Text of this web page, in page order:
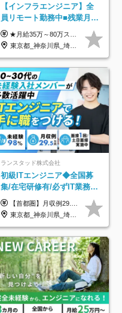
【インフラエンジニア】全
員リモート勤務中■残業月
3h■最大3ヶ月の連休あり■
年休126日■20～30代活躍
中！
★月給35万～80万スタートも可 【未経験の方】 ■月給26万～80万＋賞与年2回（年2ヶ月分） 【何かしらのインフラエンジニア経験をお持ちの方】 ■月給35万～80万＋賞与年2回（年2ヶ月分） ※スキル・経験などを考慮し決定します ※試用期間6ヶ月あり。期間中は契約社員となります。その他の待遇に差異はありません（試用期間終了後、昇給の可能性あり） ※上記金額には固定残業代（月30時間分／4万9600円～15万2600円）を含みます。超過分は別途支給いたします。 ＼頑張りはインセンティブで還元！／ クライアントに貢献度を評価され、当社のエンジニアが追加で案件に参画することになるなど、会社にとって利益になる行動はしっかり評価します。 会社の成長に貢献できていることを実感でき、「もっと頑張ろう」と思える体制づくりを整えています！
東京都_神奈川県_埼玉県_千葉県_大阪府
ランスタッド株式会社
初級ITエンジニア◆全国募
集/在宅研修有/必ずIT業務配
属/月収例29.5万円/Web面接
1回/SE
【首都圏】月収例29.5万円（月給26万円＋諸手当） 【東海・関西】月収例28.5万円（月給25万円＋諸手当） 【九州】月収例26万円（月給23万円＋諸手当） ※経験・スキル・前職給与を踏まえ、総合的に判断して決定します。 例：首都圏 月収例31万円（月給27万円＋諸手当） ◆各種手当 ・通勤手当（上限4万円まで） ・残業代手当（1分単位で全額支給） ※固定残業代制は採用しておりません ・深夜勤務手当 ・資格取得支援（ランクに応じてお祝い金1万円～10万円を支給） ◆昇給：年1回 ◆補足 ・研修中1ヶ月間は、時給1670円となります。 ・試用期間6ヶ月あり。その間の待遇に変更はありません。 ※詳細は面接時にご案内します。
東京都_神奈川県_埼玉県_千葉県_大阪府_愛知県_兵庫県_京都府_福岡県